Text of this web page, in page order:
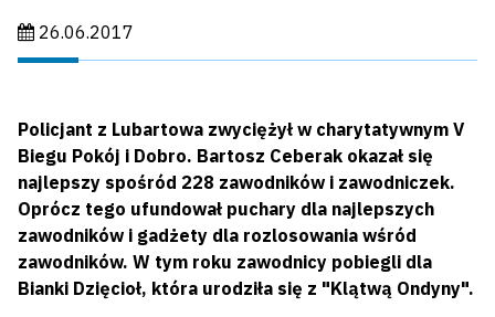
Data publikacji:
26.06.2017
Policjant z Lubartowa zwyciężył w charytatywnym V
Biegu Pokój i Dobro. Bartosz Ceberak okazał się
najlepszy spośród 228 zawodników i zawodniczek.
Oprócz tego ufundował puchary dla najlepszych
zawodników i gadżety dla rozlosowania wśród
zawodników. W tym roku zawodnicy pobiegli dla
Bianki Dzięcioł, która urodziła się z "Klątwą Ondyny".